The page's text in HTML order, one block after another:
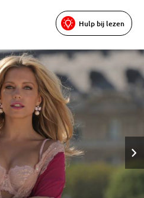
Hulp bij lezen